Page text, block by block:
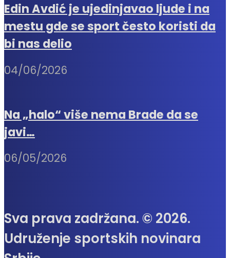
Edin Avdić je ujedinjavao ljude i na
mestu gde se sport često koristi da
bi nas delio
04/06/2026
Na „halo“ više nema Brade da se
javi…
06/05/2026
Sva prava zadržana. © 2026.
Udruženje sportskih novinara